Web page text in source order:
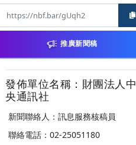
推廣新聞稿
發佈單位名稱：財團法人中
央通訊社
新聞聯絡人：訊息服務核稿員
聯絡電話：02-25051180